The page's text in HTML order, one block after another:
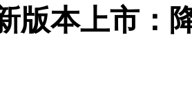
版本上市：